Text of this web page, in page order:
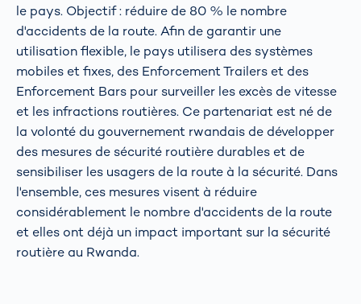
le pays. Objectif : réduire de 80 % le nombre
d'accidents de la route. Afin de garantir une
utilisation flexible, le pays utilisera des systèmes
mobiles et fixes, des Enforcement Trailers et des
Enforcement Bars pour surveiller les excès de vitesse
et les infractions routières. Ce partenariat est né de
la volonté du gouvernement rwandais de développer
des mesures de sécurité routière durables et de
sensibiliser les usagers de la route à la sécurité. Dans
l'ensemble, ces mesures visent à réduire
considérablement le nombre d'accidents de la route
et elles ont déjà un impact important sur la sécurité
routière au Rwanda.